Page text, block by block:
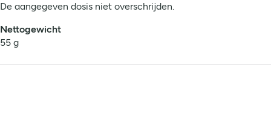
De aangegeven dosis niet overschrijden.
Nettogewicht
55 g